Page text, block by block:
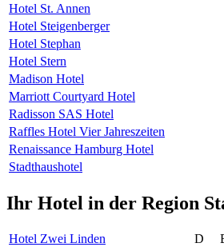
Hotel St. Annen
Hotel Steigenberger
Hotel Stephan
Hotel Stern
Madison Hotel
Marriott Courtyard Hotel
Radisson SAS Hotel
Raffles Hotel Vier Jahreszeiten
Renaissance Hamburg Hotel
Stadthaushotel
Ihr Hotel in der Region
Hotel Zwei Linden D